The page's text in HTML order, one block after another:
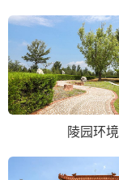
陵园环境